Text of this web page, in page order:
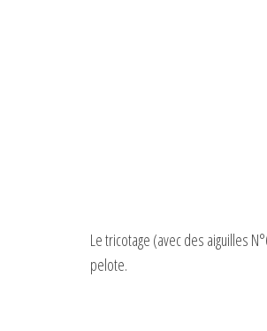
Le tricotage (avec des aiguilles
pelote.